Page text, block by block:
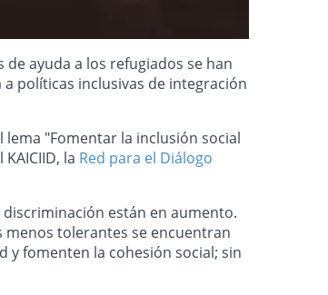
ayuda a los refugiados se han
políticas inclusivas de integración
lema "Fomentar la inclusión social
la Red para el Diálogo
están en aumento.
tolerantes se encuentran
y fomenten la cohesión social; sin